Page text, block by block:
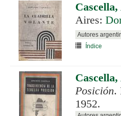
Aires:
Autores
Índice
Posición.
1952.